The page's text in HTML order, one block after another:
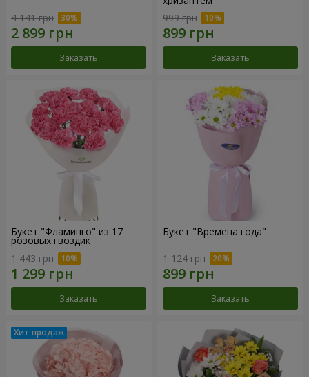
4 141 грн
Заказать
999 грн
Заказать
Букет "Фламинго" из 17
розовых гвоздик
1 443 грн
Заказать
Букет "Времена года"
1 124 грн
Заказать